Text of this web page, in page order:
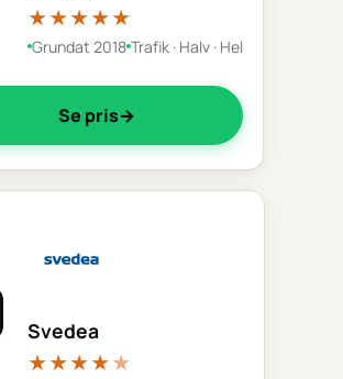
★★★★★
Grundat 2018 Trafik · Halv · Hel
Se pris
Svedea
★★★★★